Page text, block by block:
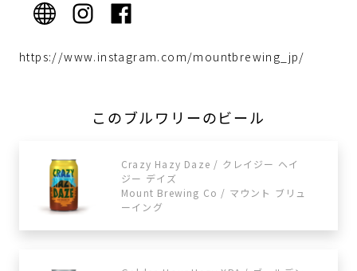
https://www.instagram.com/mountbrewing_jp/
このブルワリーのビール
Crazy Hazy Daze / クレイジー ヘイ
ジー デイズ
Mount Brewing Co / マウント ブリュ
ーイング